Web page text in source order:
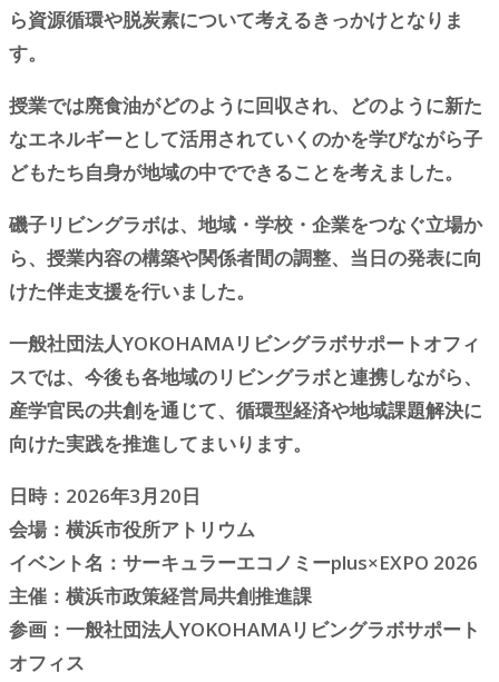
ら資源循環や脱炭素について考えるきっかけとなりま
す。
授業では廃食油がどのように回収され、どのように新た
なエネルギーとして活用されていくのかを学びながら子
どもたち自身が地域の中でできることを考えました。
磯子リビングラボは、地域・学校・企業をつなぐ立場か
ら、授業内容の構築や関係者間の調整、当日の発表に向
けた伴走支援を行いました。
一般社団法人YOKOHAMAリビングラボサポートオフィ
スでは、今後も各地域のリビングラボと連携しながら、
産学官民の共創を通じて、循環型経済や地域課題解決に
向けた実践を推進してまいります。
日時：2026年3月20日
会場：横浜市役所アトリウム
イベント名：サーキュラーエコノミーplus×EXPO 2026
主催：横浜市政策経営局共創推進課
参画：一般社団法人YOKOHAMAリビングラボサポート
オフィス